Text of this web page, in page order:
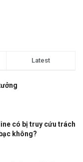
Latest
có bị truy cứu trách
không?